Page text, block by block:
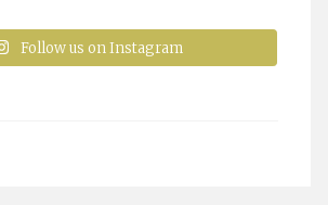
Follow us on Instagram